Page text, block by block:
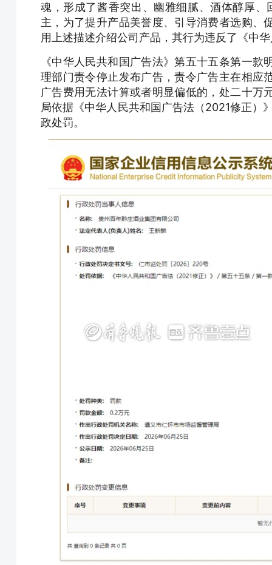
魂，形成了酱香突出、幽雅细腻、酒体醇厚
主，为了提升产品美誉度、引导消费者选购、
用上述描述介绍公司产品，其行为违反了《中
《中华人民共和国广告法》第五十五条第一
理部门责令停止发布广告，责令广告主在相应
广告费用无法计算或者明显偏低的，处二十万
局依据《中华人民共和国广告法（2021修正
政处罚。